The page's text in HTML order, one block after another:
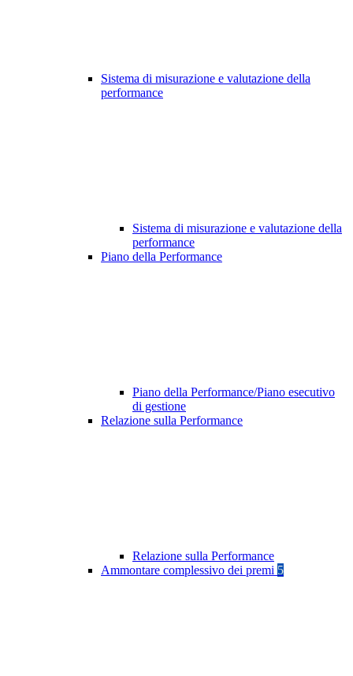
Sistema di misurazione e valutazione della
performance
Sistema di misurazione e valutazione della
performance
Piano della Performance
Piano della Performance/Piano esecutivo
di gestione
Relazione sulla Performance
Relazione sulla Performance
Ammontare complessivo dei premi 5